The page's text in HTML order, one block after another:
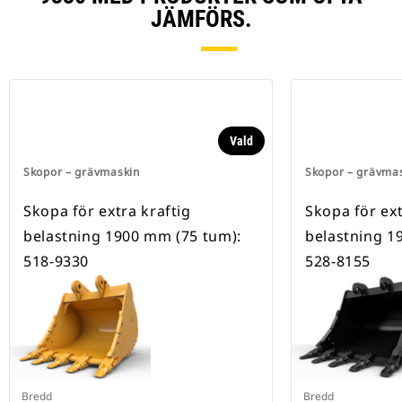
JÄMFÖRS.
Skopor – grävmaskin
Vald
Skopa för extra kraftig
belastning 1900 mm (75 tum):
518-9330
Bredd
Skopor –
Skopa för
belastning
528-8155
Bredd